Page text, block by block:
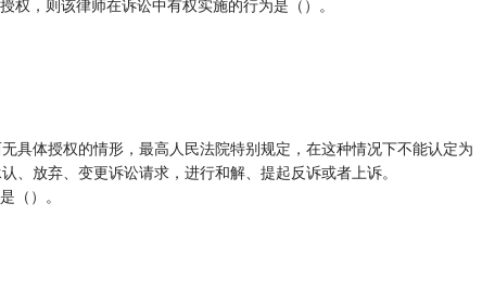
，则该律师在诉讼中有权实施的行为是（）。
具体授权的情形，最高人民法院特别规定，在这种情况下不能认定为
放弃、变更诉讼请求，进行和解、提起反诉或者上诉。
（）。